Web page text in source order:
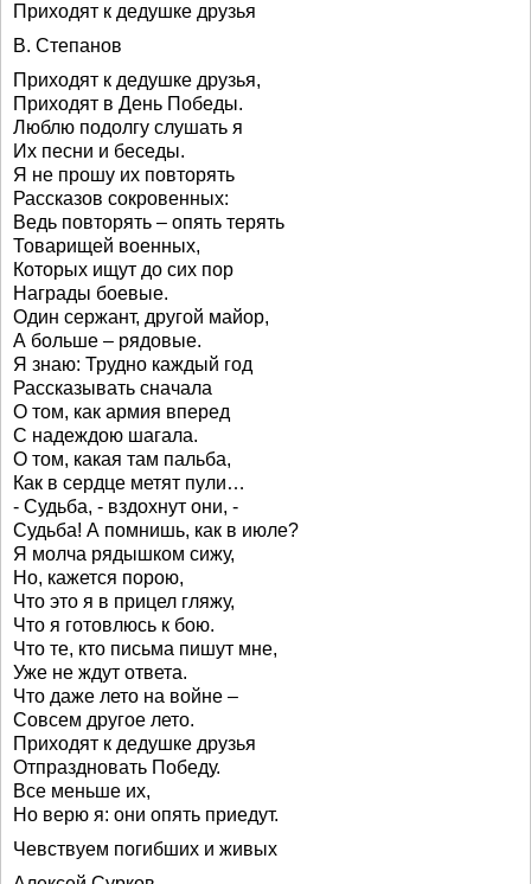
Приходят к дедушке друзья
В. Степанов
Приходят к дедушке друзья,
Приходят в День Победы.
Люблю подолгу слушать я
Их песни и беседы.
Я не прошу их повторять
Рассказов сокровенных:
Ведь повторять – опять терять
Товарищей военных,
Которых ищут до сих пор
Награды боевые.
Один сержант, другой майор,
А больше – рядовые.
Я знаю: Трудно каждый год
Рассказывать сначала
О том, как армия вперед
С надеждою шагала.
О том, какая там пальба,
Как в сердце метят пули…
- Судьба, - вздохнут они, -
Судьба! А помнишь, как в июле?
Я молча рядышком сижу,
Но, кажется порою,
Что это я в прицел гляжу,
Что я готовлюсь к бою.
Что те, кто письма пишут мне,
Уже не ждут ответа.
Что даже лето на войне –
Совсем другое лето.
Приходят к дедушке друзья
Отпраздновать Победу.
Все меньше их,
Но верю я: они опять приедут.
Чевствуем погибших и живых